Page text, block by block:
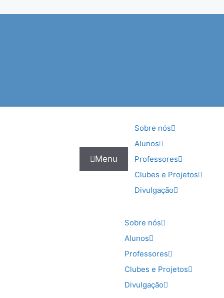
Menu
Sobre nós
Alunos
Professores
Clubes e Projetos
Divulgação
Sobre nós
Alunos
Professores
Clubes e Projetos
Divulgação